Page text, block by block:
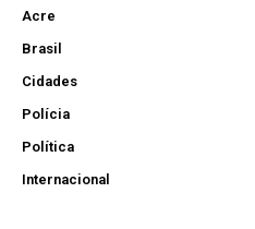
Acre
Brasil
Cidades
Polícia
Política
Internacional